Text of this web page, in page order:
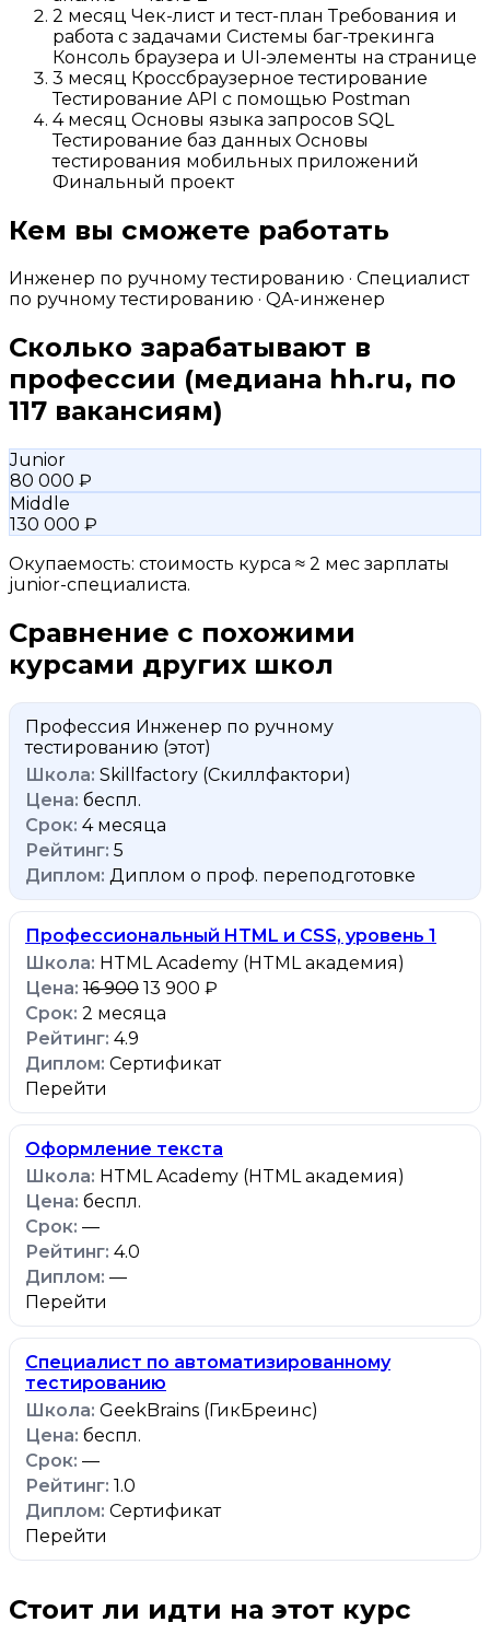
2 месяц Чек-лист и тест-план Требования и
работа с задачами Системы баг-трекинга
Консоль браузера и UI-элементы на странице
3 месяц Кроссбраузерное тестирование
Тестирование API с помощью Postman
4 месяц Основы языка запросов SQL
Тестирование баз данных Основы
тестирования мобильных приложений
Финальный проект
Кем вы сможете работать
Инженер по ручному тестированию · Специалист
по ручному тестированию · QA-инженер
Сколько зарабатывают в
профессии (медиана hh.ru, по
117 вакансиям)
Junior
80 000 ₽
Middle
130 000 ₽
Окупаемость: стоимость курса ≈ 2 мес зарплаты
junior-специалиста.
Сравнение с похожими
курсами других школ
Профессия Инженер по ручному
тестированию (этот)
Skillfactory (Скиллфактори)
беспл.
4 месяца
5
Диплом о проф. переподготовке
Профессиональный HTML и CSS, уровень 1
HTML Academy (HTML академия)
16 900 13 900 ₽
2 месяца
4.9
Сертификат
Перейти
Оформление текста
HTML Academy (HTML академия)
беспл.
—
4.0
—
Перейти
Специалист по автоматизированному
тестированию
GeekBrains (ГикБреинс)
беспл.
—
1.0
Сертификат
Перейти
Стоит ли идти на этот курс